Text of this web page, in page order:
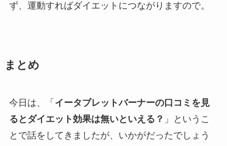
ず、運動すればダイエットにつながりますので。
まとめ
今日は、「 イータブレットバーナーの口コミを見
るとダイエット効果は無いといえる？ 」というこ
とで話をしてきましたが、いかがだったでしょう